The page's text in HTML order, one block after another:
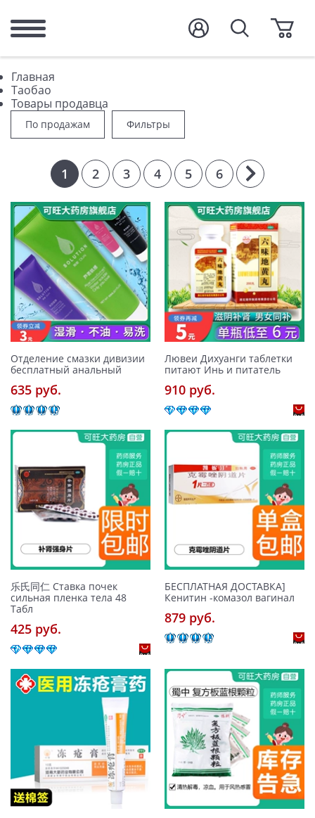
Главная
Таобао
Товары продавца
По продажам Фильтры
1 2 3 4 5 6
Отделение смазки дивизии
бесплатный анальный
635 pуб.
Лювеи Дихуанги таблетки
питают Инь и питатель
910 pуб.
乐氏同仁 Ставка почек
сильная пленка тела 48
Табл
425 pуб.
БЕСПЛАТНАЯ ДОСТАВКА]
Кенитин -комазол вагинал
879 pуб.